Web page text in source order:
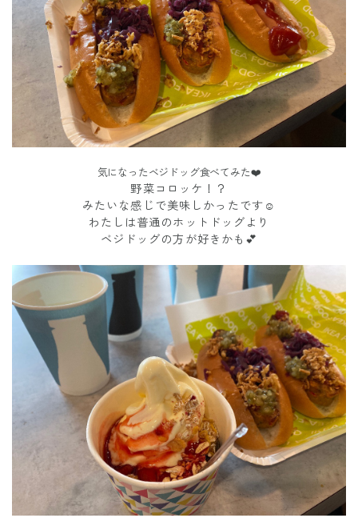
気になったベジドッグ食べてみた❤️
野菜コロッケ！？
みたいな感じで美味しかったです☺️
わたしは普通のホットドッグより
ベジドッグの方が好きかも💕